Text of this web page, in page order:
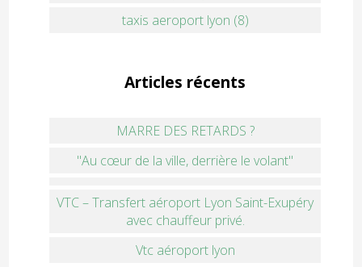
taxis aeroport lyon (8)
Articles récents
MARRE DES RETARDS ?
"Au cœur de la ville, derrière le volant"
VTC – Transfert aéroport Lyon Saint-Exupéry
avec chauffeur privé.
Vtc aéroport lyon